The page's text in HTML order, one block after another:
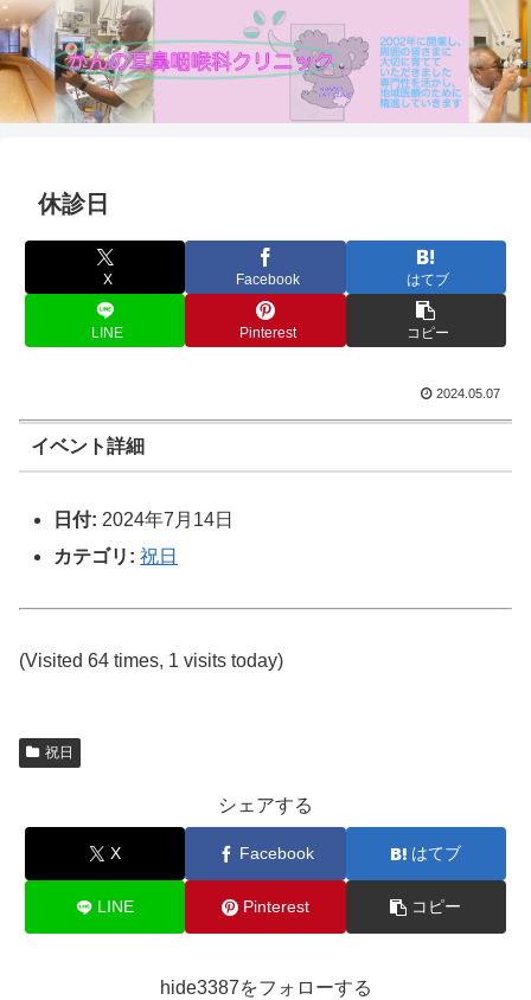
休診日
X Facebook はてブ
LINE Pinterest コピー
2024.05.07
イベント詳細
日付: 2024年7月14日
カテゴリ: 祝日
(Visited 64 times, 1 visits today)
祝日
シェアする
X Facebook はてブ
LINE Pinterest コピー
hide3387をフォローする